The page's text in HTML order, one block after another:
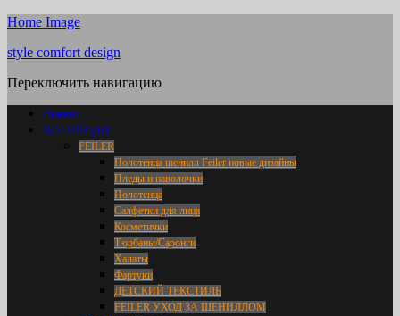
Home Image
style comfort design
Переключить навигацию
Главная
ВСЕ БРЕНДЫ
FEILER
Полотенца шенилл Feiler новые дизайны
Пледы и наволочки
Полотенца
Салфетки для лица
Косметички
Тюрбаны/Саронги
Халаты
Фартуки
ДЕТСКИЙ ТЕКСТИЛЬ
FEILER УХОД ЗА ШЕНИЛЛОМ